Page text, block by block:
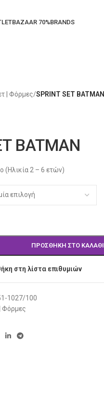
BAZAAR 70%BRANDS
| Φόρμες/SPRINT SET BATMAN
BATMAN
(Ηλικία 2 – 6 ετών)
ΠΡΟΣΘΉΚΗ ΣΤΟ ΚΑΛΆΘΙ
στη λίστα επιθυμιών
1027/100
Φόρμες